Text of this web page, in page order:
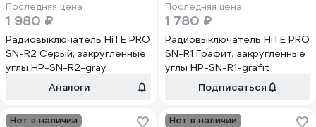
Последняя цена
1 980 ₽
Радиовыключатель HiTE PRO
SN-R2 Серый, закругленные
углы HP-SN-R2-gray
Аналоги
Последняя цена
1 780 ₽
Радиовыключатель HiTE PRO
SN-R1 Графит, закругленные
углы HP-SN-R1-grafit
Подписаться
Нет в наличии Нет в наличии